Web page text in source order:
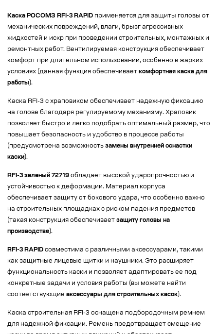
Каска РОСОМЗ RFI-3 RAPID применяется для защиты головы от
механических повреждений, влаги, брызг агрессивных
жидкостей и искр при проведении строительных, монтажных и
ремонтных работ. Вентилируемая конструкция обеспечивает
комфорт при длительном использовании, особенно в жарких
условиях (данная функция обеспечивает комфортная каска для
работы ).
Каска RFI-3 с храповиком обеспечивает надежную фиксацию
на голове благодаря регулируемому механизму. Храповик
позволяет быстро и легко подобрать оптимальный размер, что
повышает безопасность и удобство в процессе работы
(предусмотрена возможность замены внутренней оснастки
каски).
RFI-3 зеленый 72719 обладает высокой ударопрочностью и
устойчивостью к деформации. Материал корпуса
обеспечивает защиту от бокового удара, что особенно важно
на строительных площадках с риском падения предметов
(такая конструкция обеспечивает защиту головы на
производстве).
RFI-3 RAPID совместима с различными аксессуарами, такими
как защитные лицевые щитки и наушники. Это расширяет
функциональность каски и позволяет адаптировать ее под
конкретные задачи и условия работы (вы можете найти
соответствующие аксессуары для строительных касок).
Каска строительная RFI-3 оснащена подбородочным ремнем
для надежной фиксации. Ремень предотвращает смещение